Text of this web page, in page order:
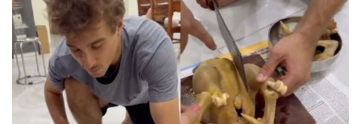
Sản phụ khoa
Nhi khoa
Nam khoa
Làm đẹp - giảm cân
Phòng mạch online
Ăn sạch sống khỏe
Tình yêu - Gia đình